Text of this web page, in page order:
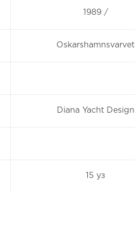
1989 /
Oskarshamnsvarvet
Diana Yacht Design
15 уз